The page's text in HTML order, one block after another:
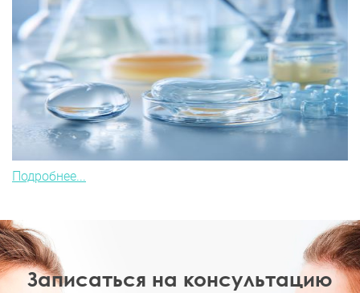
Подробнее...
Записаться на консультацию